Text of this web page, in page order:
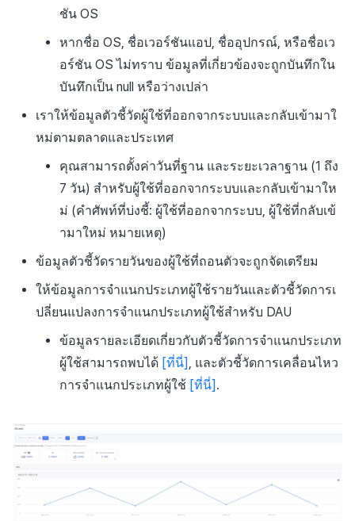
ชัน OS
หากชื่อ OS, ชื่อเวอร์ชันแอป, ชื่ออุปกรณ์, หรือชื่อเว
อร์ชัน OS ไม่ทราบ ข้อมูลที่เกี่ยวข้องจะถูกบันทึกใน
บันทึกเป็น null หรือว่างเปล่า
เราให้ข้อมูลตัวชี้วัดผู้ใช้ที่ออกจากระบบและกลับเข้ามาใ
หม่ตามตลาดและประเทศ
คุณสามารถตั้งค่าวันที่ฐาน และระยะเวลาฐาน (1 ถึง
7 วัน) สำหรับผู้ใช้ที่ออกจากระบบและกลับเข้ามาให
ม่ (คำศัพท์ที่บ่งชี้: ผู้ใช้ที่ออกจากระบบ, ผู้ใช้ที่กลับเข้
ามาใหม่ หมายเหตุ)
ข้อมูลตัวชี้วัดรายวันของผู้ใช้ที่ถอนตัวจะถูกจัดเตรียม
ให้ข้อมูลการจำแนกประเภทผู้ใช้รายวันและตัวชี้วัดการเ
ปลี่ยนแปลงการจำแนกประเภทผู้ใช้สำหรับ DAU
ข้อมูลรายละเอียดเกี่ยวกับตัวชี้วัดการจำแนกประเภท
ผู้ใช้สามารถพบได้ [ที่นี่]
, และตัวชี้วัดการเคลื่อนไหว
การจำแนกประเภทผู้ใช้ [ที่นี่] .